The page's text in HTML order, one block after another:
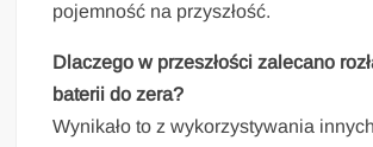
pojemność na przyszłość.
Dlaczego w przeszłości zalecano
baterii do zera?
Wynikało to z wykorzystywania